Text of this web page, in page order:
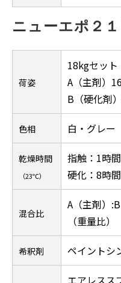
ニューエポ２
荷姿
18kgセット
A（主剤）
B（硬化剤
色相 白・グレー
乾燥時間
（23℃）
指触：1時
硬化：8時間
混合比
A（主剤）
（重量比）
希釈剤 ペイントシ